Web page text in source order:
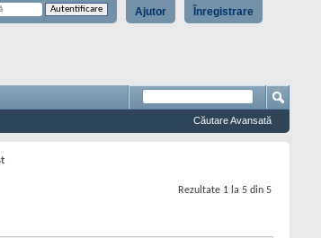
Înregistrare
Ajutor
Căutare Avansată
Rezultate 1 la 5 din 5